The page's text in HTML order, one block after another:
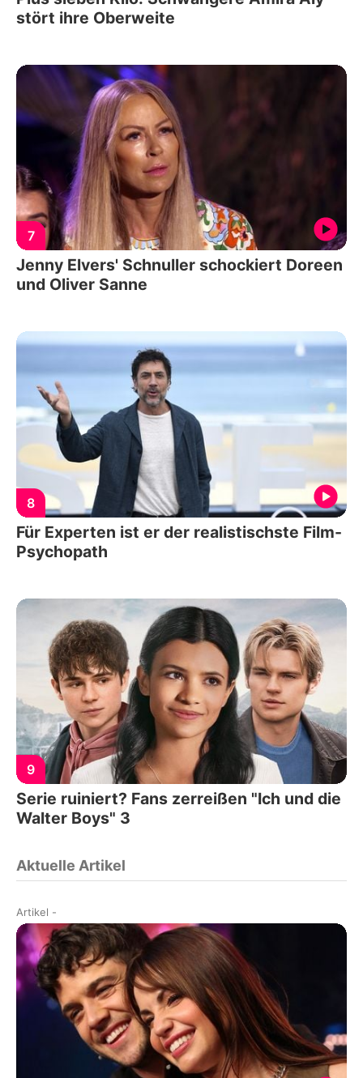
stört ihre Oberweite
7
Jenny Elvers' Schnuller schockiert Doreen
und Oliver Sanne
8
Für Experten ist er der realistischste Film-
Psychopath
9
Serie ruiniert? Fans zerreißen "Ich und die
Walter Boys" 3
Aktuelle Artikel
Artikel -